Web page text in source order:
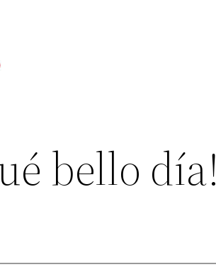
bello día!